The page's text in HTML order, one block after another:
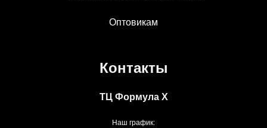
Оптовикам
Контакты
ТЦ Формула Х
Наш график: